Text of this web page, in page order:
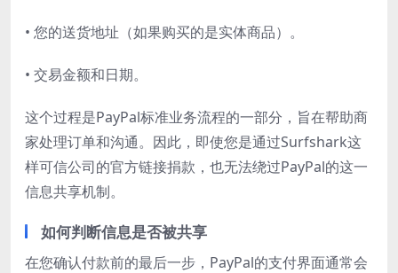
• 您的送货地址（如果购买的是实体商品）。
• 交易金额和日期。
这个过程是PayPal标准业务流程的一部分，旨在帮助商
家处理订单和沟通。因此，即使您是通过Surfshark这
样可信公司的官方链接捐款，也无法绕过PayPal的这一
信息共享机制。
如何判断信息是否被共享
在您确认付款前的最后一步，PayPal的支付界面通常会